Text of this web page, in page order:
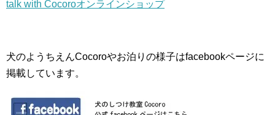
talk with Cocoroオンラインショップ
犬のようちえんCocoroやお泊りの様子はfacebookページに
掲載しています。